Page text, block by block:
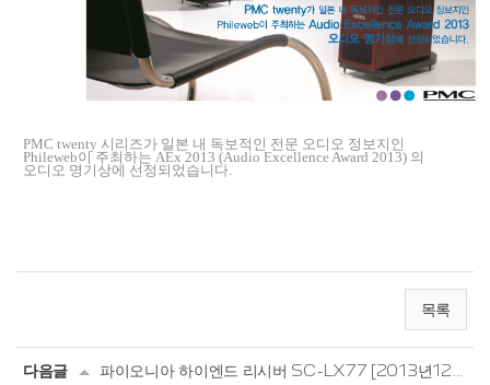
PMC twenty 시리즈가 일본 내 독보적인 전문 오디오 정보지인
Phileweb이 주최하는 AEx 2013 (Audio Excellence Award 2013) 의
오디오 명기상에 선정되었습니다.
목록
다음글 파이오니아 하이엔드 리시버 SC-LX77 [2013년12월]